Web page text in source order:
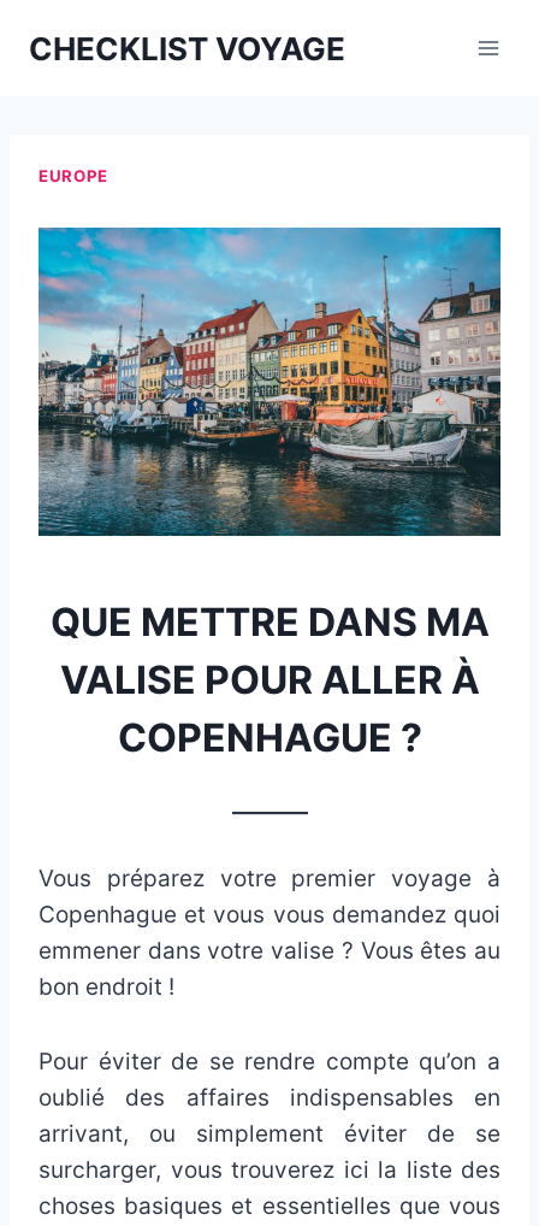
CHECKLIST VOYAGE
EUROPE
QUE METTRE DANS MA
VALISE POUR ALLER À
COPENHAGUE ?
Vous préparez votre premier voyage à
Copenhague et vous vous demandez quoi
emmener dans votre valise ? Vous êtes au
bon endroit !
Pour éviter de se rendre compte qu’on a
oublié des affaires indispensables en
arrivant, ou simplement éviter de se
surcharger, vous trouverez ici la liste des
choses basiques et essentielles que vous